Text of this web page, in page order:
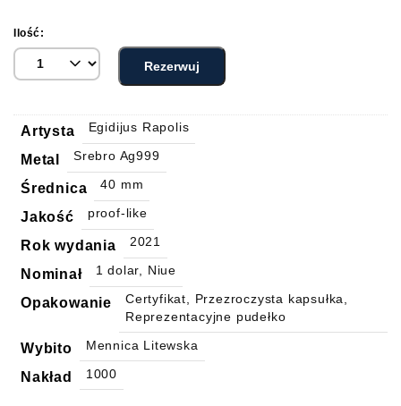
Ilość:
Rezerwuj
Artysta Egidijus Rapolis
Metal Srebro Ag999
Średnica 40 mm
Jakość proof-like
Rok wydania 2021
Nominał 1 dolar, Niue
Opakowanie
Certyfikat, Przezroczysta kapsułka,
Reprezentacyjne pudełko
Wybito Mennica Litewska
Nakład 1000